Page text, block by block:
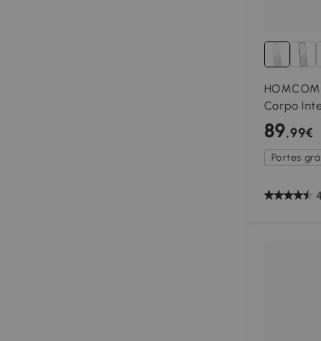
Corpo
de Liga
Quarto
89,99€
Portes